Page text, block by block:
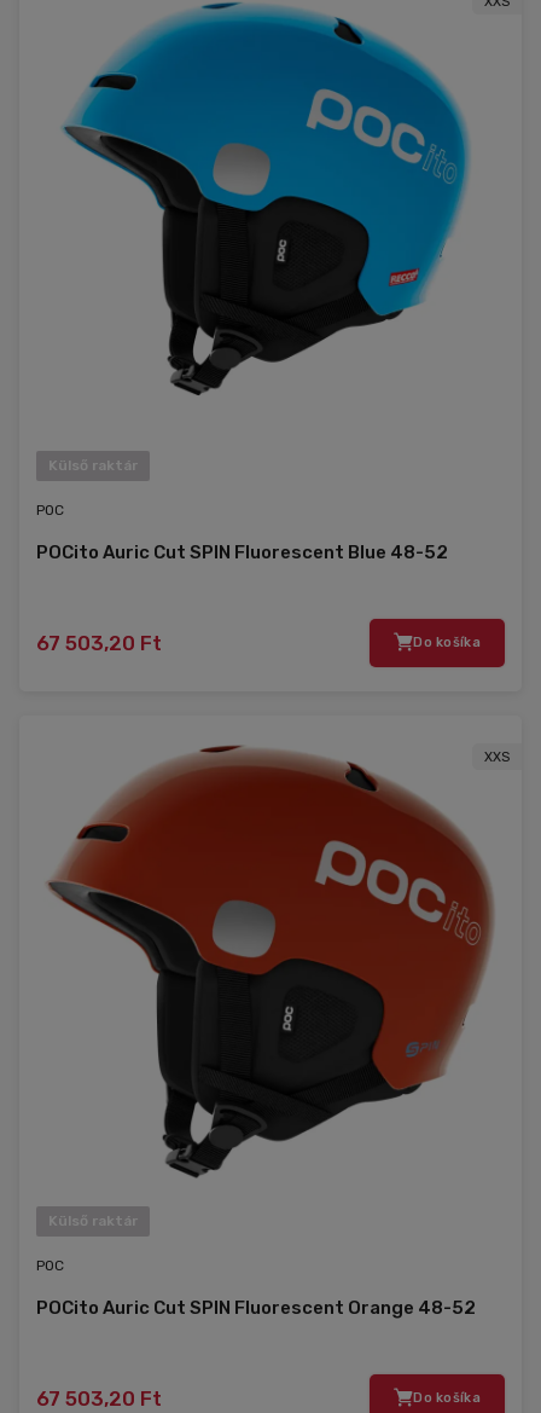
Külső raktár
POC
POCito Auric Cut SPIN Fluorescent Blue 48-52
67 503,20 Ft Do košíka
XXS
Külső raktár
POC
POCito Auric Cut SPIN Fluorescent Orange 48-52
67 503,20 Ft Do košíka